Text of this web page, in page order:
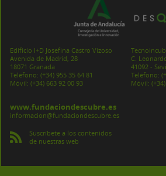
Edificio I+D Josefina Castro Vizoso
Avenida de Madrid, 28
18071 Granada
Teléfono: (+34) 955 35 64 81
Móvil: (+34) 663 92 00 93
C.
41092 -
Teléfono:
Móvil:
www.fundaciondescubre.es
informacion@fundaciondescubre.es
Suscríbete a los contenidos
de nuestras web